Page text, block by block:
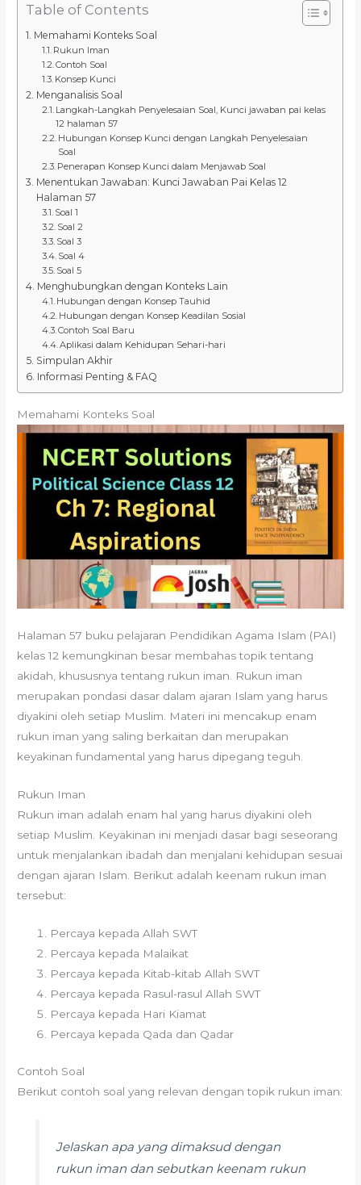
Table of Contents
Memahami Konteks Soal
Rukun Iman
Contoh Soal
Konsep Kunci
Menganalisis Soal
Langkah-Langkah Penyelesaian Soal, Kunci jawaban pai kelas
12 halaman 57
Hubungan Konsep Kunci dengan Langkah Penyelesaian
Soal
Penerapan Konsep Kunci dalam Menjawab Soal
Menentukan Jawaban: Kunci Jawaban Pai Kelas 12
Halaman 57
Soal 1
Soal 2
Soal 3
Soal 4
Soal 5
Menghubungkan dengan Konteks Lain
Hubungan dengan Konsep Tauhid
Hubungan dengan Konsep Keadilan Sosial
Contoh Soal Baru
Aplikasi dalam Kehidupan Sehari-hari
Simpulan Akhir
Informasi Penting & FAQ
Memahami Konteks Soal
Halaman 57 buku pelajaran Pendidikan Agama Islam (PAI)
kelas 12 kemungkinan besar membahas topik tentang
akidah, khususnya tentang rukun iman. Rukun iman
merupakan pondasi dasar dalam ajaran Islam yang harus
diyakini oleh setiap Muslim. Materi ini mencakup enam
rukun iman yang saling berkaitan dan merupakan
keyakinan fundamental yang harus dipegang teguh.
Rukun Iman
Rukun iman adalah enam hal yang harus diyakini oleh
setiap Muslim. Keyakinan ini menjadi dasar bagi seseorang
untuk menjalankan ibadah dan menjalani kehidupan sesuai
dengan ajaran Islam. Berikut adalah keenam rukun iman
tersebut:
Percaya kepada Allah SWT
Percaya kepada Malaikat
Percaya kepada Kitab-kitab Allah SWT
Percaya kepada Rasul-rasul Allah SWT
Percaya kepada Hari Kiamat
Percaya kepada Qada dan Qadar
Contoh Soal
Berikut contoh soal yang relevan dengan topik rukun iman:
Jelaskan apa yang dimaksud dengan
rukun iman dan sebutkan keenam rukun